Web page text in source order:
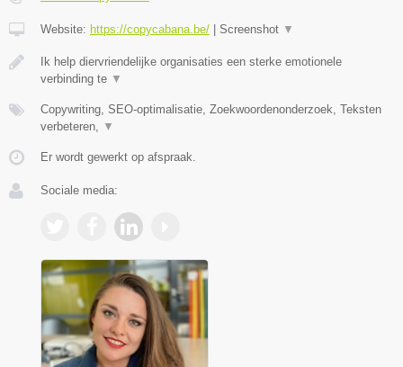
Website: https://copycabana.be/ Screenshot ▼
Ik help diervriendelijke organisaties een sterke emotionele
verbinding te ▼
Copywriting, SEO-optimalisatie, Zoekwoordenonderzoek, Teksten
verbeteren,
▼
Er wordt gewerkt op afspraak.
Sociale media: